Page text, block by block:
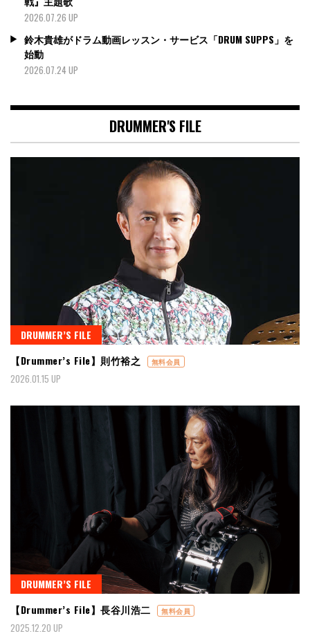
2026.07.26 UP
鈴木貴雄がドラム動画レッスン・サービス「DRUM SUPPS」を
始動
2026.07.24 UP
DRUMMER'S FILE
DRUMMER’S FILE
【Drummer’s File】則竹裕之
無料会員
2026.01.15 UP
DRUMMER’S FILE
【Drummer’s File】長谷川浩二
無料会員
2025.12.20 UP